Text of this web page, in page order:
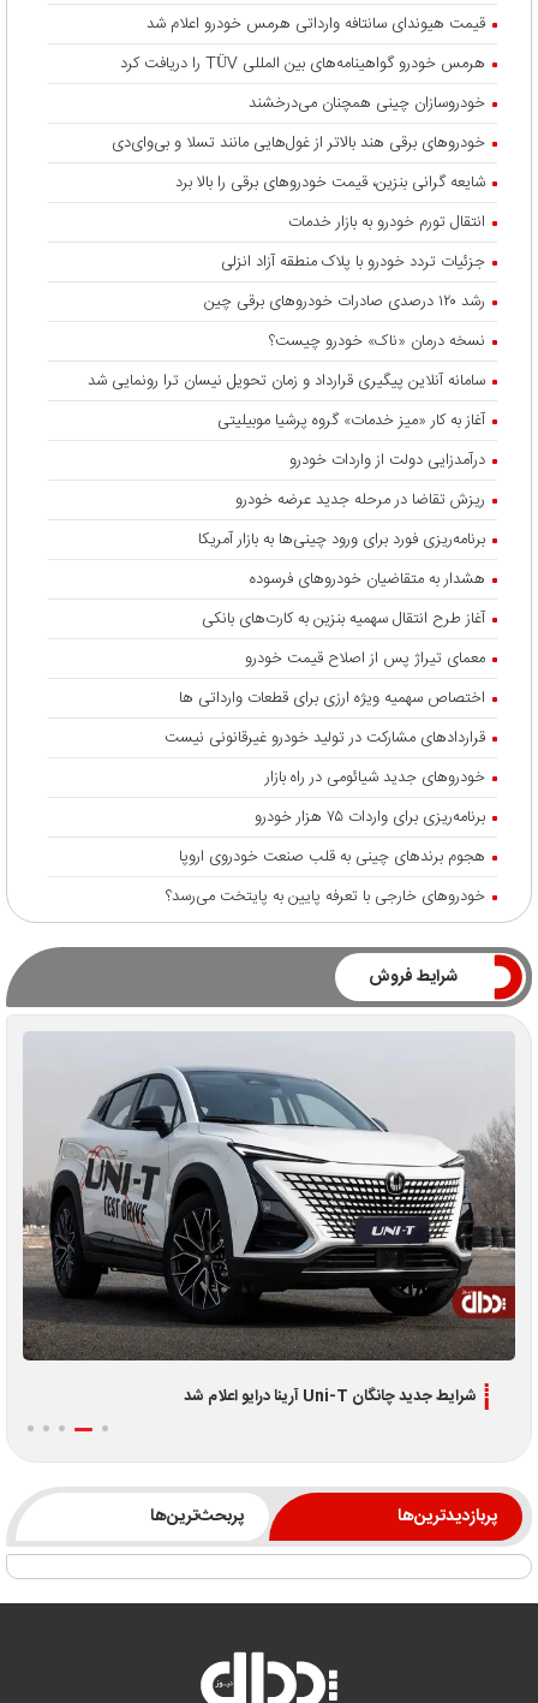
قیمت هیوندای سانتافه وارداتی هرمس خودرو اعلام شد
هرمس خودرو گواهینامه‌های بین المللی TÜV را دریافت کرد
خودروسازان چینی همچنان می‌درخشند
خودروهای برقی هند بالاتر از غول‌هایی مانند تسلا و بی‌وای‌دی
شایعه گرانی بنزین، قیمت خودروهای برقی را بالا برد
انتقال تورم خودرو به بازار خدمات
جزئیات تردد خودرو با پلاک منطقه آزاد انزلی
رشد ۱۲۰ درصدی صادرات خودروهای برقی چین
نسخه درمان «ناک» خودرو چیست؟
سامانه آنلاین پیگیری قرارداد‌ و زمان تحویل نیسان ترا رونمایی شد
آغاز به کار «میز خدمات» گروه پرشیا موبیلیتی
درآمدزایی دولت از واردات خودرو
ریزش تقاضا در مرحله جدید عرضه خودرو
برنامه‌ریزی فورد برای ورود چینی‌ها به بازار آمریکا
هشدار به متقاضیان خودروهای فرسوده
آغاز طرح انتقال سهمیه بنزین به کارت‌های بانکی
معمای تیراژ پس از اصلاح قیمت خودرو
اختصاص سهمیه ویژه ارزی برای قطعات وارداتی ها
قراردادهای مشارکت در تولید خودرو غیرقانونی نیست
خودروهای جدید شیائومی در راه بازار
برنامه‌ریزی برای واردات ۷۵ هزار خودرو
هجوم برندهای چینی به قلب صنعت خودروی اروپا
خودروهای خارجی با تعرفه پایین به پایتخت می‌رسد؟
شرایط فروش
شرایط جدید چانگان Uni-T آرینا درایو اعلام شد
پربازدیدترین‌ها پربحث‌ترین‌ها